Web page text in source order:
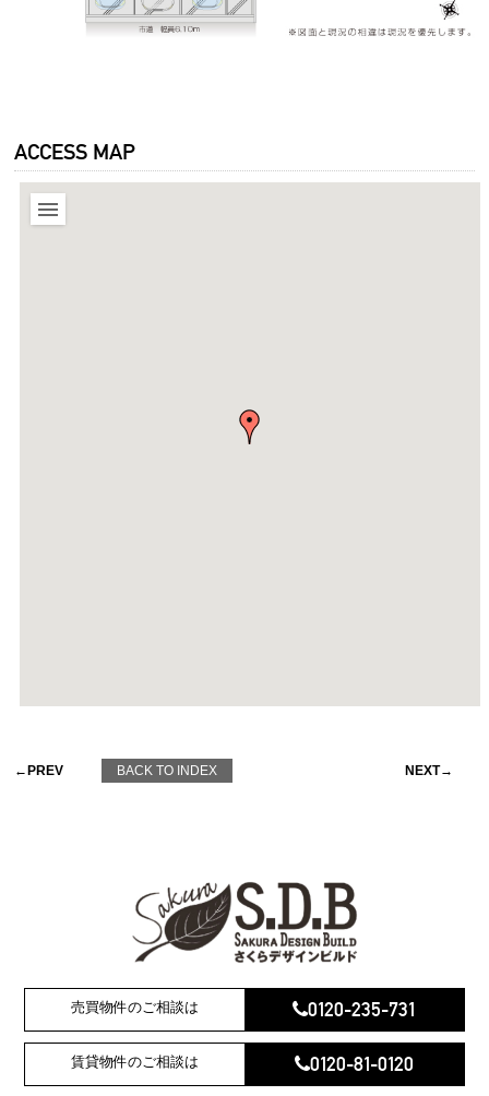
ACCESS MAP
←PREV BACK TO INDEX NEXT→
売買物件のご相談は 0120-235-731
賃貸物件のご相談は 0120-81-0120